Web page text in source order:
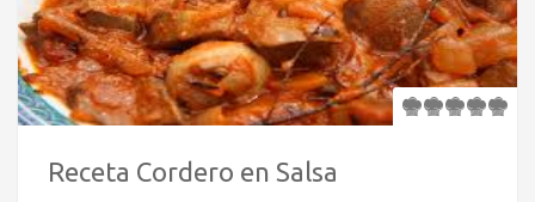
Receta Cordero en Salsa